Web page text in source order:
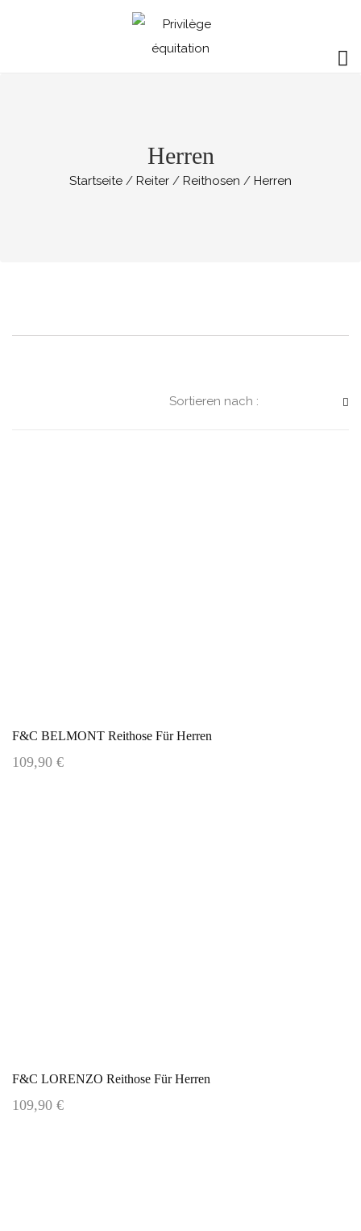
Herren
Startseite Reiter Reithosen Herren
Sortieren nach :
F&C BELMONT Reithose Für Herren
109,90 €
F&C LORENZO Reithose Für Herren
109,90 €